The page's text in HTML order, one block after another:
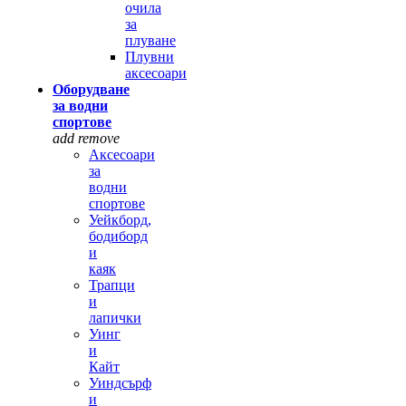
очила
за
плуване
Плувни
аксесоари
Оборудване
за водни
спортове
add remove
Аксесоари
за
водни
спортове
Уейкборд,
бодиборд
и
каяк
Трапци
и
лапички
Уинг
и
Кайт
Уиндсърф
и